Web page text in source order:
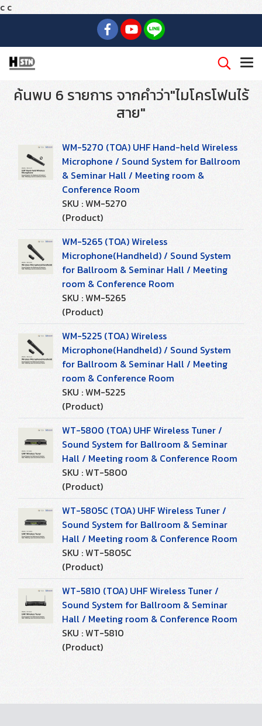
c c
ค้นพบ 6 รายการ จากคำว่า"ไมโครโฟนไร้
สาย"
WM-5270 (TOA) UHF Hand-held Wireless
Microphone / Sound System for Ballroom
& Seminar Hall / Meeting room &
Conference Room
SKU : WM-5270
(Product)
WM-5265 (TOA) Wireless
Microphone(Handheld) / Sound System
for Ballroom & Seminar Hall / Meeting
room & Conference Room
SKU : WM-5265
(Product)
WM-5225 (TOA) Wireless
Microphone(Handheld) / Sound System
for Ballroom & Seminar Hall / Meeting
room & Conference Room
SKU : WM-5225
(Product)
WT-5800 (TOA) UHF Wireless Tuner /
Sound System for Ballroom & Seminar
Hall / Meeting room & Conference Room
SKU : WT-5800
(Product)
WT-5805C (TOA) UHF Wireless Tuner /
Sound System for Ballroom & Seminar
Hall / Meeting room & Conference Room
SKU : WT-5805C
(Product)
WT-5810 (TOA) UHF Wireless Tuner /
Sound System for Ballroom & Seminar
Hall / Meeting room & Conference Room
SKU : WT-5810
(Product)